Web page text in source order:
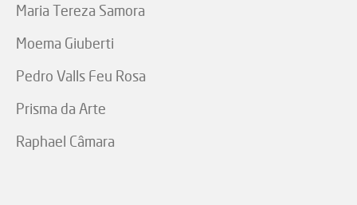
Maria Tereza Samora
Moema Giuberti
Pedro Valls Feu Rosa
Prisma da Arte
Raphael Câmara